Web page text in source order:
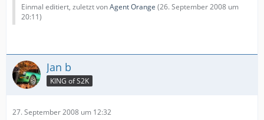
Einmal editiert, zuletzt vonAgent Orange (26. September 2008 um
20:11)
Jan b
KING of S2K
27. September 2008 um 12:32